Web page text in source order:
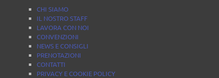
CHI SIAMO
IL NOSTRO STAFF
LAVORA CON NOI
CONVENZIONI
NEWS E CONSIGLI
PRENOTAZIONI
CONTATTI
PRIVACY E COOKIE POLICY